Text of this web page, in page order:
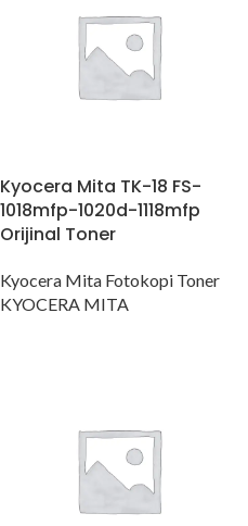
Kyocera Mita TK-18 FS-
1018mfp-1020d-1118mfp
Orijinal Toner
Kyocera Mita Fotokopi Toner
KYOCERA MITA